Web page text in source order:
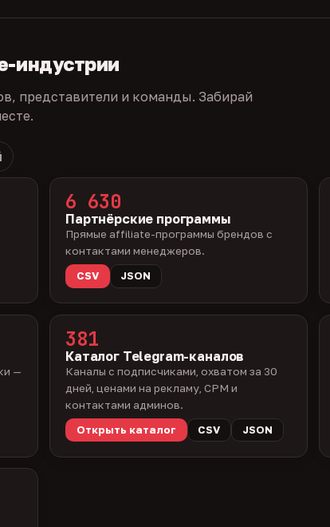
индустрии
представители и команды. Забирай
6 630
Партнёрские программы
Прямые affiliate-программы брендов с
контактами менеджеров.
CSV
JSON
—
381
Каталог Telegram-каналов
Каналы с подписчиками, охватом за 30
дней, ценами на рекламу, CPM и
контактами админов.
Открыть каталог
CSV JSON